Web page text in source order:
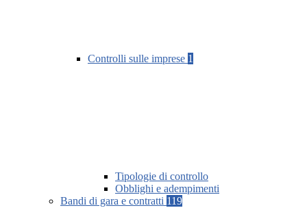
Controlli sulle imprese 1
Tipologie di controllo
Obblighi e adempimenti
Bandi di gara e contratti 119